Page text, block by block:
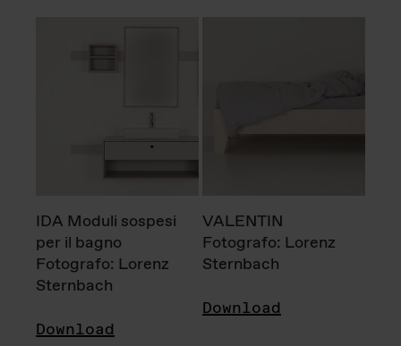
IDA Moduli sospesi
per il bagno
Fotografo: Lorenz
Sternbach
Download
VALENTIN
Fotografo: Lorenz
Sternbach
Download